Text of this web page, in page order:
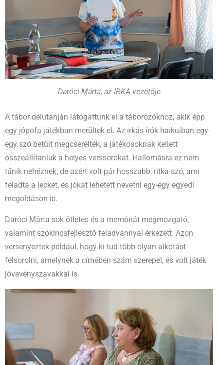
Daróci Márta, az IRKA vezetője
A tábor délutánján látogattunk el a táborozókhoz, akik épp
egy jópofa játékban merültek el. Az irkás írók haikuiban egy-
egy szó betűit megcserélték, a játékosoknak kellett
összeállítaniuk a helyes verssorokat. Hallomásra ez nem
tűnik nehéznek, de azért volt pár hosszabb, ritka szó, ami
feladta a leckét, és jókat lehetett nevetni egy-egy egyedi
megoldáson is.
Daróci Márta sok ötletes és a memóriát megmozgató,
valamint szókincsfejlesztő feladvánnyal érkezett. Azon
versenyeztek például, hogy ki tud több olyan alkotást
felsorolni, amelynek a címében szám szerepel, és volt játék
jövevényszavakkal is.